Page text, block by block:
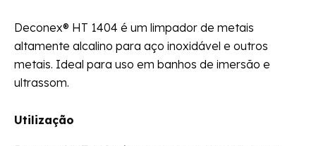
Deconex® HT 1404 é um limpador de metais
altamente alcalino para aço inoxidável e outros
metais. Ideal para uso em banhos de imersão e
ultrassom.
Utilização